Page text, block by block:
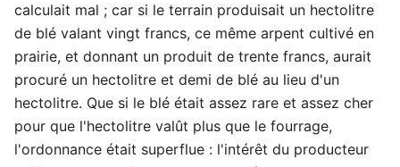
calculait mal ; car si le terrain produisait un hectolitre
de blé valant vingt francs, ce même arpent cultivé en
prairie, et donnant un produit de trente francs, aurait
procuré un hectolitre et demi de blé au lieu d'un
hectolitre. Que si le blé était assez rare et assez cher
pour que l'hectolitre valût plus que le fourrage,
l'ordonnance était superflue : l'intérêt du producteur